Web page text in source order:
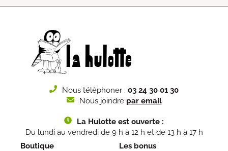
Nous téléphoner : 03 24 30 01 30
Nous joindre par email
La Hulotte est ouverte :
Du lundi au vendredi de 9 h à 12 h et de 13 h à 17 h
Boutique
Les bonus